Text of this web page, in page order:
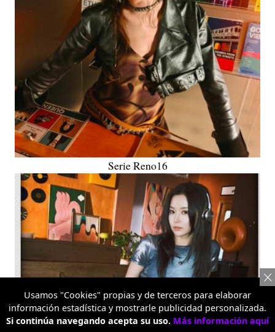
Serie Reno16
Usamos "Cookies" propias y de terceros para elaborar
información estadística y mostrarle publicidad personalizada.
Si continúa navegando acepta su uso. Más información aquí